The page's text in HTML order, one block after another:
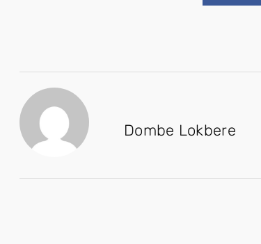
Dombe Lokbere